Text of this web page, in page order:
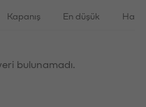
Kapanış En düşük
bulunamadı.